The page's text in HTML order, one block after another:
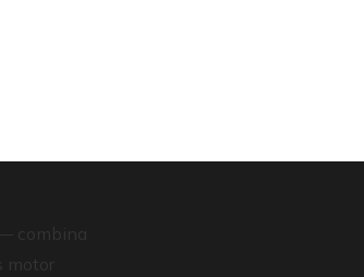
combina